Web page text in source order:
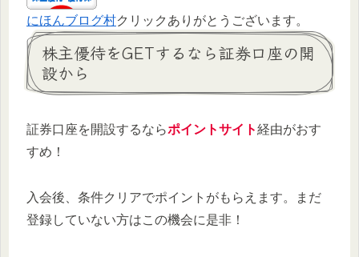
にほんブログ村クリックありがとうございます。
株主優待をGETするなら証券口座の開
設から
証券口座を開設するならポイントサイト経由がおす
すめ！
入会後、条件クリアでポイントがもらえます。まだ
登録していない方はこの機会に是非！